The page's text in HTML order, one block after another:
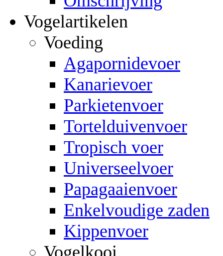
Vogelartikelen
Voeding
Agapornidevoer
Kanarievoer
Parkietenvoer
Tortelduivenvoer
Tropisch voer
Universeelvoer
Papagaaienvoer
Enkelvoudige zaden
Kippenvoer
Vogelkooi